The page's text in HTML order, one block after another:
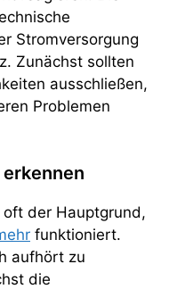
Stromversorgung
Zunächst sollten
ausschließen,
Problemen
der Hauptgrund,
funktioniert.
aufhört zu
die